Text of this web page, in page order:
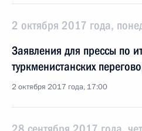
2 октября 2017 года,
Заявления для прессы по
туркменистанских
2 октября 2017 года, 17:00